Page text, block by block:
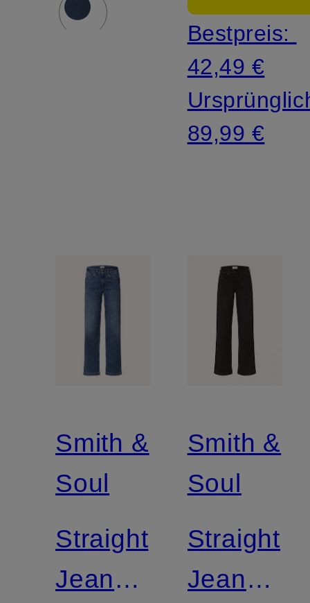
Bestpreis:
42,49 €
89,99 €
Smith &
Soul
Straight
Jeans
Smith &
Soul
Straight
Jeans